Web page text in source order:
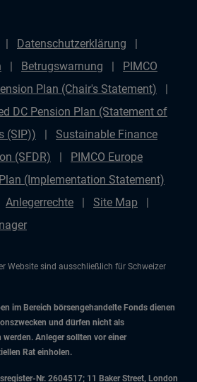
Datenschutzerklärung
Betrugswarnung
PIMCO
Plan (Chair's Statement)
DC Pension Plan (Statement of
(SIP))
Sustainable Finance
(SFDR)
PIMCO Europe
(Implementation Statement)
Anlegerrechte
Site Map
Website sind ausschließlich für Schweizer
im Bereich börsengehandelte Fonds dienen
und dürfen nicht als
Anleger sollten vor einer
Rat einholen.
Nr. 2604517; 11 Baker Street, London